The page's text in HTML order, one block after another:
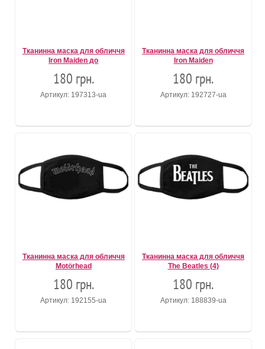
Тканинна маска для обличчя
Iron Maiden до
180 грн.
Артикул: 197313-ua
Тканинна маска для обличчя
Iron Maiden
180 грн.
Артикул: 192727-ua
Тканинна маска для обличчя
Motörhead
180 грн.
Артикул: 192155-ua
Тканинна маска для обличчя
The Beatles (4)
180 грн.
Артикул: 188839-ua